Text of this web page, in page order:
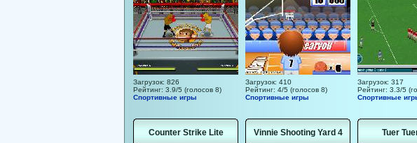
Загрузок: 826
Рейтинг: 3.9/5 (голосов 8)
Спортивные игры
Загрузок: 410
Рейтинг: 4/5 (голосов 8)
Спортивные игры
Загрузок: 317
Рейтинг: 3.3/5
Спортивные
Counter Strike Lite Vinnie Shooting Yard 4 Tuer